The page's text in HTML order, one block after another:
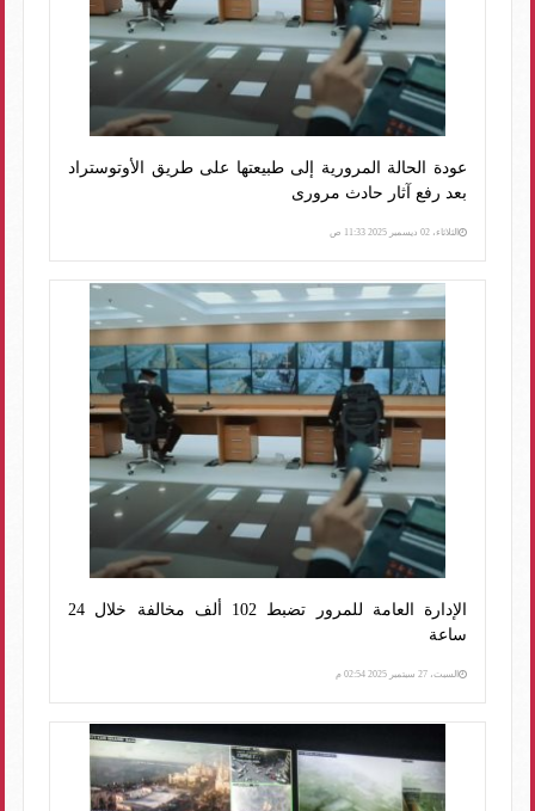
عودة الحالة المرورية إلى طبيعتها على طريق الأوتوستراد
بعد رفع آثار حادث مرورى
الثلاثاء، 02 ديسمبر 2025 11:33 ص
الإدارة العامة للمرور تضبط 102 ألف مخالفة خلال 24
ساعة
السبت، 27 سبتمبر 2025 02:54 م